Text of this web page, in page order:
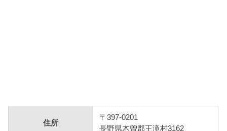
住所
〒397-0201
長野県木曽郡王滝村3162